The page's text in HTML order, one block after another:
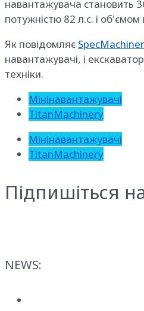
навантажувача становить
потужністю 82 л.с. і об'ємом
Як повідомляє
навантажувачі, і
техніки.
Мінінавантажувачі
TitanMachinery
Мінінавантажувачі
TitanMachinery
Підпишіться
NEWS: